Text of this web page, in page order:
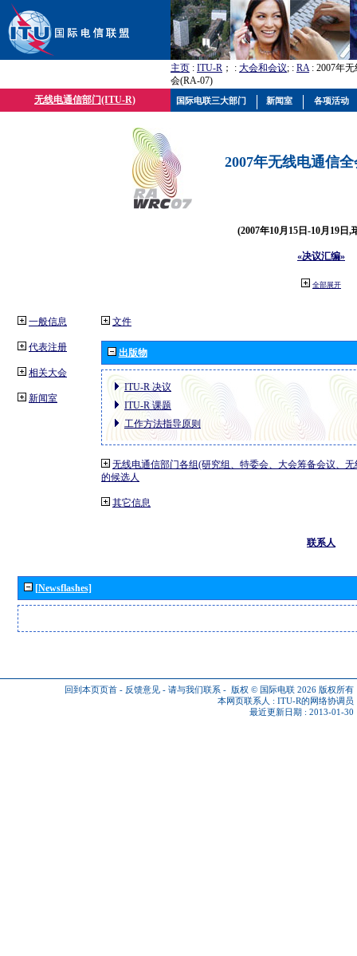
主页 : ITU-R ； : 大会和会议; : RA: 2007年
会(RA-07)
无线电通信部门(ITU-R)
2007年无线电通信
(2007年10月15日-10月19日,
«决议汇编»
全部展开
一般信息
代表注册
相关大会
新闻室
文件
出版物
ITU-R 决议
ITU-R 课题
工作方法指导原则
无线电通信部门各组(研究组、特委会、大会筹备会议、
的候选人
其它信息
联系人
[Newsflashes]
回到本页页首 - 反馈意见 - 请与我们联系 - 版权 © 国际电联 2026 版权所有
本网页联系人 : ITU-R的网络协调员
最近更新日期 : 2013-01-30
国际电联三大部门 新闻室 各项活动